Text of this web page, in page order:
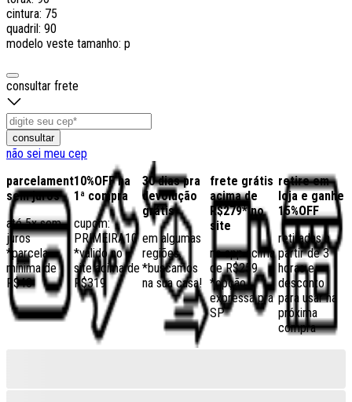
cintura: 75
quadril: 90
modelo veste tamanho: p
consultar frete
consultar
não sei meu cep
parcelamento
sem juros
até 5x sem
juros
*parcela
mínima de
R$40
10%OFF na
1ª compra
cupom:
PRIMEIRA10
*válido no
site acima de
R$319
30 dias pra
devolução
grátis
em algumas
regiões,
*buscamos
na sua casa!
frete grátis
acima de
R$279* no
site
no app acima
de R$259
*opção
expressa pra
SP
retire em
loja e ganhe
15%OFF
retiradas a
partir de 3
horas e
desconto
para usar na
próxima
compra